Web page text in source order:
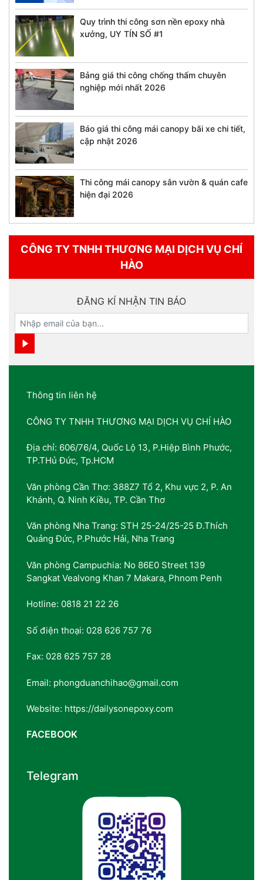
Quy trình thi công sơn nền epoxy nhà
xưởng, UY TÍN SỐ #1
Bảng giá thi công chống thấm chuyên
nghiệp mới nhất 2026
Báo giá thi công mái canopy bãi xe chi tiết,
cập nhật 2026
Thi công mái canopy sân vườn & quán cafe
hiện đại 2026
CÔNG TY TNHH THƯƠNG MẠI DỊCH VỤ CHÍ
HÀO
ĐĂNG KÍ NHẬN TIN BÁO
Thông tin liên hệ
CÔNG TY TNHH THƯƠNG MẠI DỊCH VỤ CHÍ HÀO
Địa chỉ: 606/76/4, Quốc Lộ 13, P.Hiệp Bình Phước,
TP.THủ Đức, Tp.HCM
Văn phòng Cần Thơ: 388Z7 Tổ 2, Khu vực 2, P. An
Khánh, Q. Ninh Kiều, TP. Cần Thơ
Văn phòng Nha Trang: STH 25-24/25-25 Đ.Thích
Quảng Đức, P.Phước Hải, Nha Trang
Văn phòng Campuchia: No 86E0 Street 139
Sangkat Vealvong Khan 7 Makara, Phnom Penh
Hotline: 0818 21 22 26
Số điện thoại: 028 626 757 76
Fax: 028 625 757 28
Email: phongduanchihao@gmail.com
Website: https://dailysonepoxy.com
FACEBOOK
Telegram